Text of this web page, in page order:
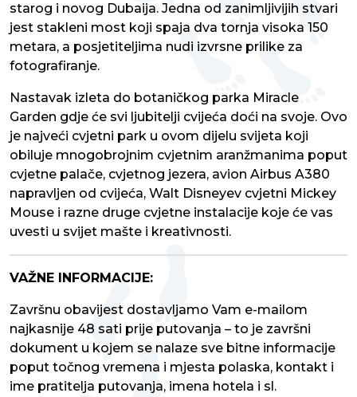
starog i novog Dubaija. Jedna od zanimljivijih stvari
jest stakleni most koji spaja dva tornja visoka 150
metara, a posjetiteljima nudi izvrsne prilike za
fotografiranje.
Nastavak izleta do botaničkog parka Miracle
Garden gdje će svi ljubitelji cvijeća doći na svoje. Ovo
je najveći cvjetni park u ovom dijelu svijeta koji
obiluje mnogobrojnim cvjetnim aranžmanima poput
cvjetne palače, cvjetnog jezera, avion Airbus A380
napravljen od cvijeća, Walt Disneyev cvjetni Mickey
Mouse i razne druge cvjetne instalacije koje će vas
uvesti u svijet mašte i kreativnosti.
VAŽNE INFORMACIJE:
Završnu obavijest dostavljamo Vam e-mailom
najkasnije 48 sati prije putovanja – to je završni
dokument u kojem se nalaze sve bitne informacije
poput točnog vremena i mjesta polaska, kontakt i
ime pratitelja putovanja, imena hotela i sl.